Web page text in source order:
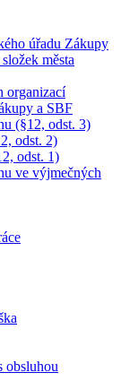
úřadu Zákupy
města
organizací
a SBF
(§12, odst. 3)
odst. 2)
odst. 1)
ve výjmečných
obsluhou